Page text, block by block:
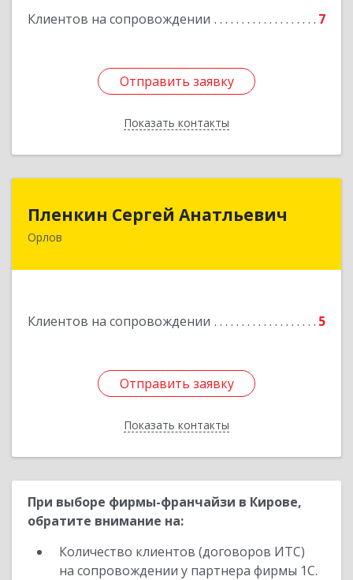
Клиентов на сопровождении 7
Отправить заявку
Показать контакты
Подробнее
Отправить заявку
Назад
Пленкин Сергей Анатльевич
Орлов
Клиентов на сопровождении 5
Отправить заявку
Показать контакты
Пленкин Сергей Анатльевич
Отправить заявку
Назад
При выборе фирмы-франчайзи в Кирове,
обратите внимание на:
Количество клиентов (договоров ИТС)
на сопровождении у партнера фирмы 1С.